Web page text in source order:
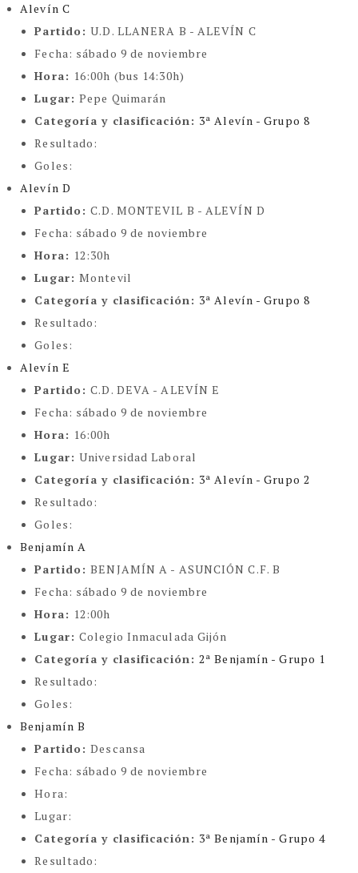
Alevín C
Partido:U.D. LLANERA B - ALEVÍN C
Fecha: sábado 9 de noviembre
Hora: 16:00h (bus 14:30h)
Lugar:Pepe Quimarán
Categoría y clasificación: 3ª Alevín - Grupo 8
Resultado:
Goles:
Alevín D
Partido:C.D. MONTEVIL B - ALEVÍN D
Fecha: sábado 9 de noviembre
Hora: 12:30h
Lugar:Montevil
Categoría y clasificación: 3ª Alevín - Grupo 8
Resultado:
Goles:
Alevín E
Partido:C.D. DEVA - ALEVÍN E
Fecha: sábado 9 de noviembre
Hora: 16:00h
Lugar:Universidad Laboral
Categoría y clasificación: 3ª Alevín - Grupo 2
Resultado:
Goles:
Benjamín A
Partido:BENJAMÍN A - ASUNCIÓN C.F. B
Fecha: sábado 9 de noviembre
Hora: 12:00h
Lugar:Colegio Inmaculada Gijón
Categoría y clasificación:2ª Benjamín - Grupo 1
Resultado:
Goles:
Benjamín B
Partido:Descansa
Fecha: sábado 9 de noviembre
Hora:
Lugar:
Categoría y clasificación: 3ª Benjamín - Grupo 4
Resultado: